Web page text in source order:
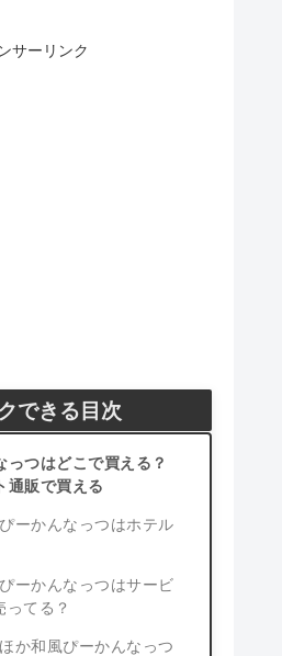
サーリンク
できる目次
っつはどこで買える？
通販で買える
ーかんなっつはホテル
ーかんなっつはサービ
ってる？
か和風ぴーかんなっつ